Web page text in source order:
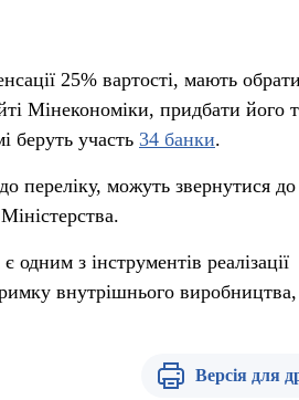
25% вартості, мають обрати
Мінекономіки, придбати його
беруть участь 34 банки.
переліку, можуть звернутися до
з інструментів реалізації
внутрішнього виробництва,
Версія для